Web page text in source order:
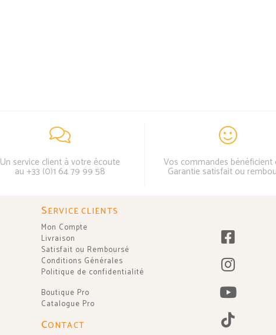
Un service client à votre écoute
au +33 (0)1 64 79 99 58
Vos commandes bénéficient
Garantie satisfait ou
SERVICE CLIENTS
Mon Compte
Livraison
Satisfait ou Remboursé
Conditions Générales
Politique de confidentialité
Boutique Pro
Catalogue Pro
CONTACT